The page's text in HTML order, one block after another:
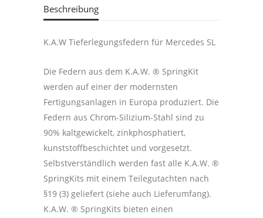
TIEFERLEGUNGSFEDERN,
-40/40mm
quantity
Beschreibung
K.A.W Tieferlegungsfedern für Mercedes SL
Die Federn aus dem K.A.W. ® SpringKit
werden auf einer der modernsten
Fertigungsanlagen in Europa produziert. Die
Federn aus Chrom-Silizium-Stahl sind zu
90% kaltgewickelt, zinkphosphatiert,
kunststoffbeschichtet und vorgesetzt.
Selbstverständlich werden fast alle K.A.W. ®
SpringKits mit einem Teilegutachten nach
§19 (3) geliefert (siehe auch Lieferumfang).
K.A.W. ® SpringKits bieten einen